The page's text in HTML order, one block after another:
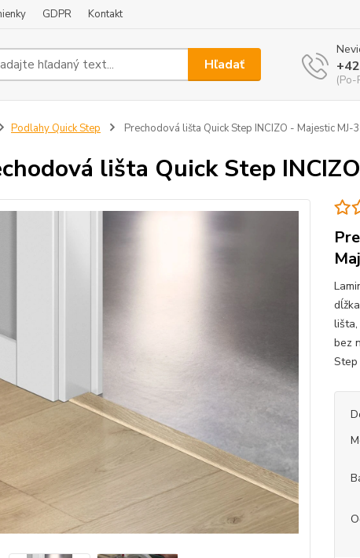
GDPR Kontakt
Hľadať
(Po-
Podlahy Quick Step Prechodová lišta Quick Step INCIZO - Majestic MJ-
lišta Quick Step
lišta,
bez
Step